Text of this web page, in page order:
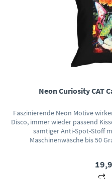
Neon Curiosity CAT
Faszinierende Neon Motive
Disco, immer wieder passend
samtiger Anti-Spot-Stoff
Maschinenwäsche bis 50